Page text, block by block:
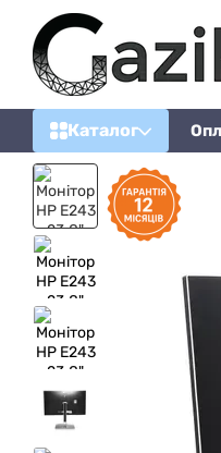
Перейти до основного
Каталог